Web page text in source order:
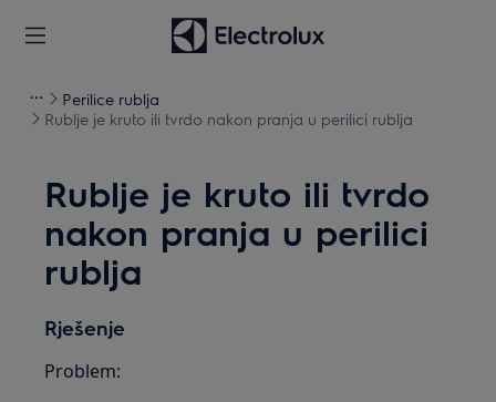
Perilice rublja
Rublje je kruto ili tvrdo nakon pranja u perilici rublja
Rublje je kruto ili tvrdo
nakon pranja u perilici
rublja
Rješenje
Problem: